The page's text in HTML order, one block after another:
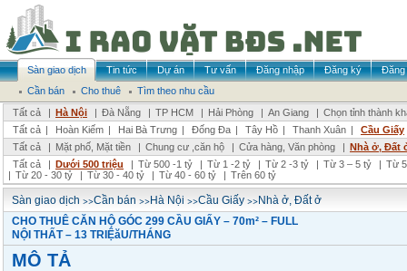
Sàn giao dịch Tin tức Dự án Tư vấn Đăng nhập Đăng ký
Đăng
Cần bán
Cho thuê
Tìm theo nhu cầu
Tất cả
| Hà Nội | Đà Nẵng | TP HCM | Hải Phòng | An Giang | Chọn tỉnh thành
Tất cả | Hoàn Kiếm | Hai Bà Trưng | Đống Đa | Tây Hồ | Thanh Xuân |
Cầu Giấy
Tất cả
| Mặt phố, Mặt tiền | Chung cư ,căn hộ | Cửa hàng, Văn phòng | Nhà ở, Đất
Tất cả
| Dưới 500 triệu | Từ 500 -1 tỷ | Từ 1 -2 tỷ | Từ 2 -3 tỷ | Từ 3 – 5 tỷ | Từ
| Từ 20 - 30 tỷ | Từ 30 - 40 tỷ | Từ 40 - 60 tỷ | Trên 60 tỷ
Sàn giao dịch >>Cần bán >>Hà Nội >>Cầu Giấy >>Nhà ở, Đất ở
CHO THUÊ CĂN HỘ GÓC 299 CẦU GIẤY – 70m² – FULL
NỘI THẤT – 13 TRIỆăU/THÁNG
MÔ TẢ